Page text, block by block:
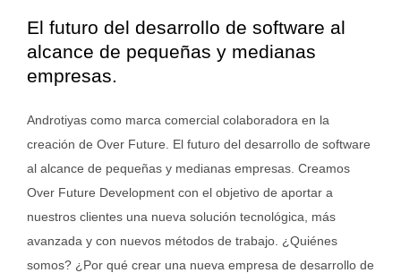
El futuro del desarrollo de software al
alcance de pequeñas y medianas
empresas.
Androtiyas como marca comercial colaboradora en la
creación de Over Future. El futuro del desarrollo de software
al alcance de pequeñas y medianas empresas. Creamos
Over Future Development con el objetivo de aportar a
nuestros clientes una nueva solución tecnológica, más
avanzada y con nuevos métodos de trabajo. ¿Quiénes
somos? ¿Por qué crear una nueva empresa de desarrollo de